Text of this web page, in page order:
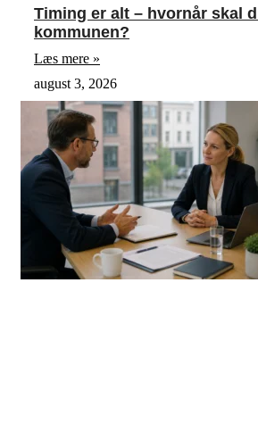
Timing er alt – hvornår skal
kommunen?
Læs mere »
august 3, 2026